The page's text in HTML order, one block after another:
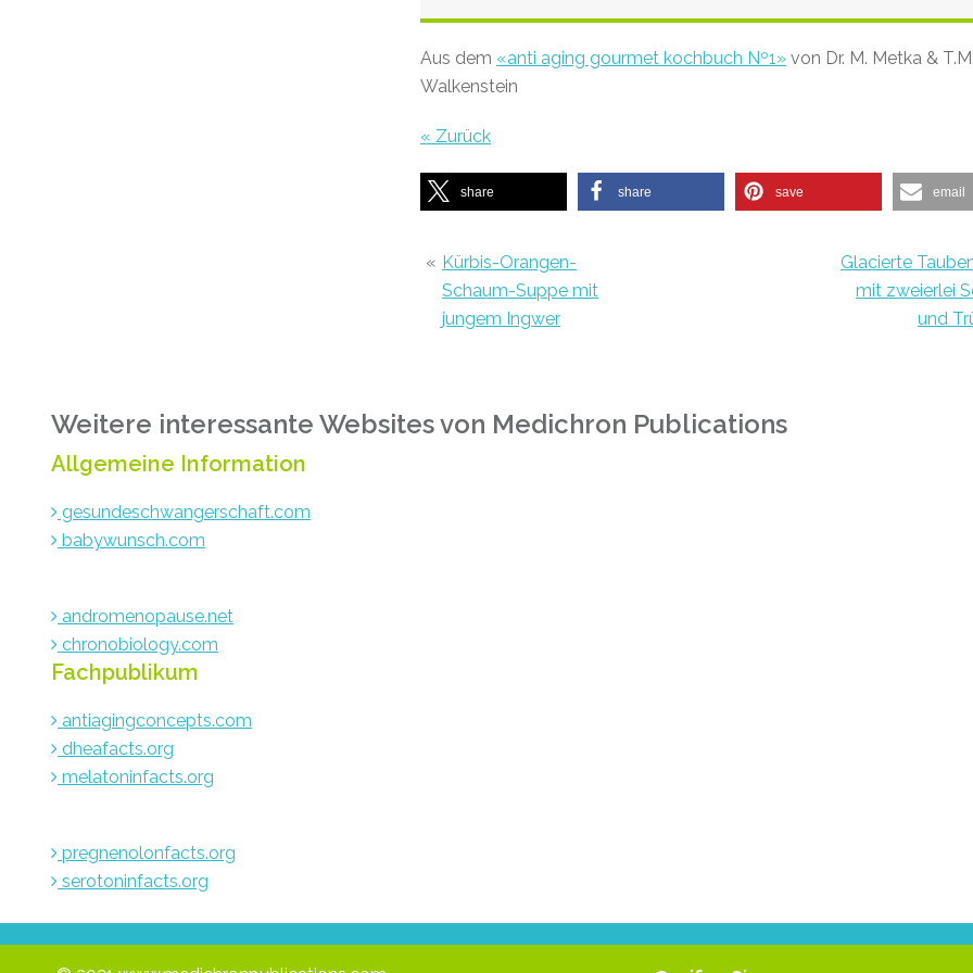
Aus dem «anti aging gourmet kochbuch Nº1» von Dr. M. Metka & T.M.
Walkenstein
« Zurück
share share save email
« Kürbis-Orangen-
Schaum-Suppe mit
jungem Ingwer
Glacierte
mit zweierlei
und
Weitere interessante Websites von Medichron Publications
Allgemeine Information
gesundeschwangerschaft.com
babywunsch.com
andromenopause.net
chronobiology.com
Fachpublikum
antiagingconcepts.com
dheafacts.org
melatoninfacts.org
pregnenolonfacts.org
serotoninfacts.org